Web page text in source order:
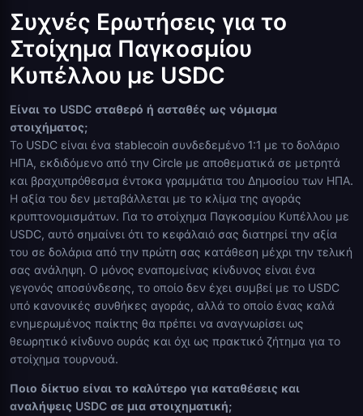
Συχνές Ερωτήσεις για το
Στοίχημα Παγκοσμίου
Κυπέλλου με USDC
Είναι το USDC σταθερό ή ασταθές ως νόμισμα
στοιχήματος;
Το USDC είναι ένα stablecoin συνδεδεμένο 1:1 με το δολάριο
ΗΠΑ, εκδιδόμενο από την Circle με αποθεματικά σε μετρητά
και βραχυπρόθεσμα έντοκα γραμμάτια του Δημοσίου των ΗΠΑ.
Η αξία του δεν μεταβάλλεται με το κλίμα της αγοράς
κρυπτονομισμάτων. Για το στοίχημα Παγκοσμίου Κυπέλλου με
USDC, αυτό σημαίνει ότι το κεφάλαιό σας διατηρεί την αξία
του σε δολάρια από την πρώτη σας κατάθεση μέχρι την τελική
σας ανάληψη. Ο μόνος εναπομείνας κίνδυνος είναι ένα
γεγονός αποσύνδεσης, το οποίο δεν έχει συμβεί με το USDC
υπό κανονικές συνθήκες αγοράς, αλλά το οποίο ένας καλά
ενημερωμένος παίκτης θα πρέπει να αναγνωρίσει ως
θεωρητικό κίνδυνο ουράς και όχι ως πρακτικό ζήτημα για το
στοίχημα τουρνουά.
Ποιο δίκτυο είναι το καλύτερο για καταθέσεις και
αναλήψεις USDC σε μια στοιχηματική;